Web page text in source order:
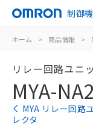
制御
ホーム > 商品情報 >
リレー回路ユニ
MYA-
MYA リレー回路
レクタ